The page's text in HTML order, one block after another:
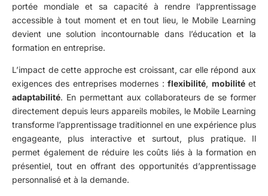
portée mondiale et sa capacité à rendre l’apprentissage
accessible à tout moment et en tout lieu, le Mobile Learning
devient une solution incontournable dans l’éducation et la
formation en entreprise.
L’impact de cette approche est croissant, car elle répond aux
exigences des entreprises modernes :flexibilité, mobilitéet
adaptabilité. En permettant aux collaborateurs de se former
directement depuis leurs appareils mobiles, le Mobile Learning
transforme l’apprentissage traditionnel en une expérience plus
engageante, plus interactive et surtout, plus pratique. Il
permet également de réduire les coûts liés à la formation en
présentiel, tout en offrant des opportunités d’apprentissage
personnalisé et à la demande.